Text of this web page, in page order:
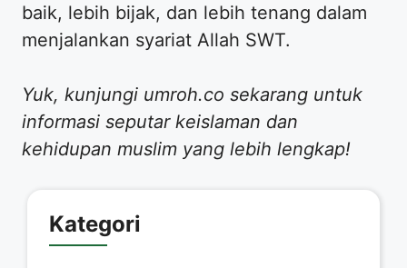
baik, lebih bijak, dan lebih tenang dalam
menjalankan syariat Allah SWT.
Yuk, kunjungi umroh.co sekarang untuk
informasi seputar keislaman dan
kehidupan muslim yang lebih lengkap!
Kategori